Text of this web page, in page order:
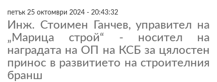
петък 25 октомври 2024 - 20:43:32
Инж. Стоимен Ганчев, управител на
„Марица строй“ - носител на
наградата на ОП на КСБ за цялостен
принос в развитието на строителния
бранш